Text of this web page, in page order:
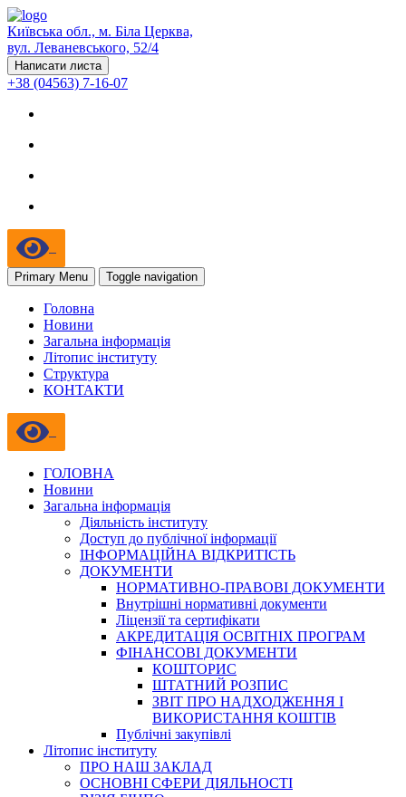
Київська обл., м. Біла Церква,
вул. Леваневського, 52/4
Написати листа
+38 (04563) 7-16-07
Primary Menu Toggle navigation
Головна
Новини
Загальна інформація
Літопис інституту
Структура
КОНТАКТИ
ГОЛОВНА
Новини
Загальна інформація
Діяльність інституту
Доступ до публічної інформації
ІНФОРМАЦІЙНА ВІДКРИТІСТЬ
ДОКУМЕНТИ
НОРМАТИВНО-ПРАВОВІ ДОКУМЕНТИ
Внутрішні нормативні документи
Ліцензії та сертифікати
АКРЕДИТАЦІЯ ОСВІТНІХ ПРОГРАМ
ФІНАНСОВІ ДОКУМЕНТИ
КОШТОРИС
ШТАТНИЙ РОЗПИС
ЗВІТ ПРО НАДХОДЖЕННЯ І
ВИКОРИСТАННЯ КОШТІВ
Публічні закупівлі
Літопис інституту
ПРО НАШ ЗАКЛАД
ОСНОВНІ СФЕРИ ДІЯЛЬНОСТІ